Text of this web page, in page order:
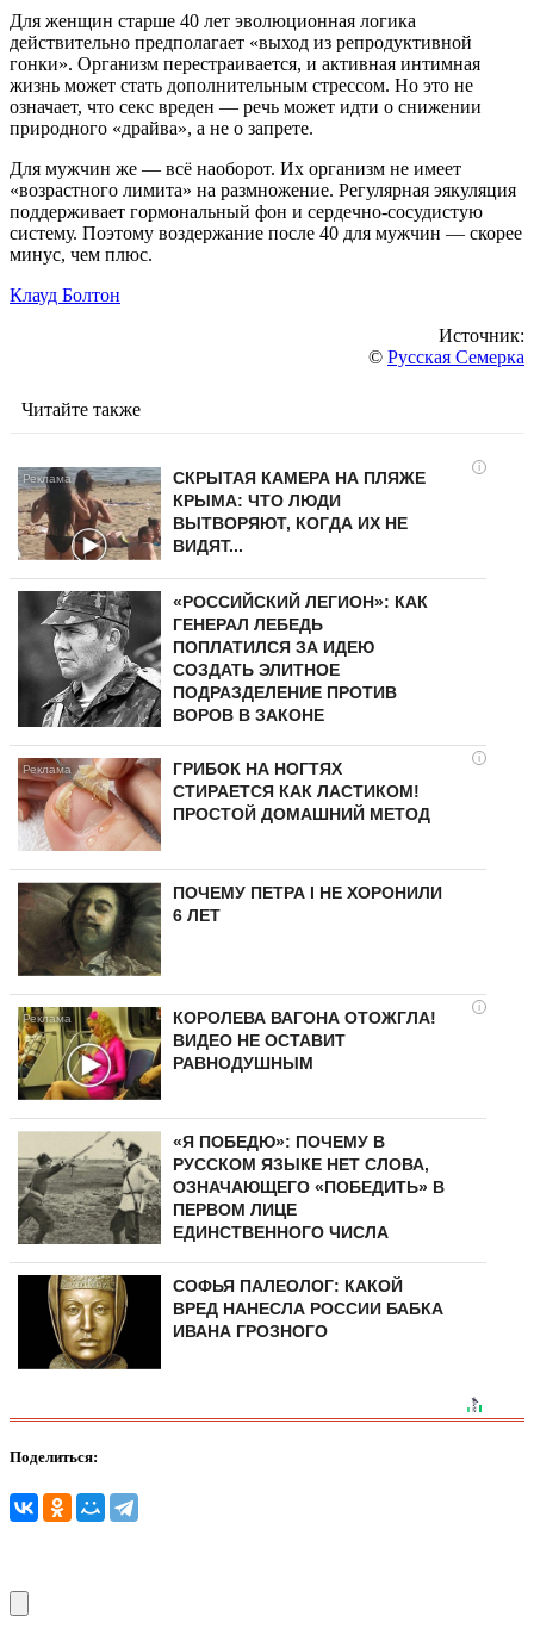
Для женщин старше 40 лет эволюционная логика
действительно предполагает «выход из репродуктивной
гонки». Организм перестраивается, и активная интимная
жизнь может стать дополнительным стрессом. Но это не
означает, что секс вреден — речь может идти о снижении
природного «драйва», а не о запрете.
Для мужчин же — всё наоборот. Их организм не имеет
«возрастного лимита» на размножение. Регулярная эякуляция
поддерживает гормональный фон и сердечно-сосудистую
систему. Поэтому воздержание после 40 для мужчин — скорее
минус, чем плюс.
Клауд Болтон
Источник:
© Русская Семерка
Читайте также
i
СКРЫТАЯ КАМЕРА НА ПЛЯЖЕ
КРЫМА: ЧТО ЛЮДИ
ВЫТВОРЯЮТ, КОГДА ИХ НЕ
ВИДЯТ...
«РОССИЙСКИЙ ЛЕГИОН»: КАК
ГЕНЕРАЛ ЛЕБЕДЬ
ПОПЛАТИЛСЯ ЗА ИДЕЮ
СОЗДАТЬ ЭЛИТНОЕ
ПОДРАЗДЕЛЕНИЕ ПРОТИВ
ВОРОВ В ЗАКОНЕ
i
ГРИБОК НА НОГТЯХ
СТИРАЕТСЯ КАК ЛАСТИКОМ!
ПРОСТОЙ ДОМАШНИЙ МЕТОД
ПОЧЕМУ ПЕТРА I НЕ ХОРОНИЛИ
6 ЛЕТ
i
КОРОЛЕВА ВАГОНА ОТОЖГЛА!
ВИДЕО НЕ ОСТАВИТ
РАВНОДУШНЫМ
«Я ПОБЕДЮ»: ПОЧЕМУ В
РУССКОМ ЯЗЫКЕ НЕТ СЛОВА,
ОЗНАЧАЮЩЕГО «ПОБЕДИТЬ» В
ПЕРВОМ ЛИЦЕ
ЕДИНСТВЕННОГО ЧИСЛА
СОФЬЯ ПАЛЕОЛОГ: КАКОЙ
ВРЕД НАНЕСЛА РОССИИ БАБКА
ИВАНА ГРОЗНОГО
Поделиться: